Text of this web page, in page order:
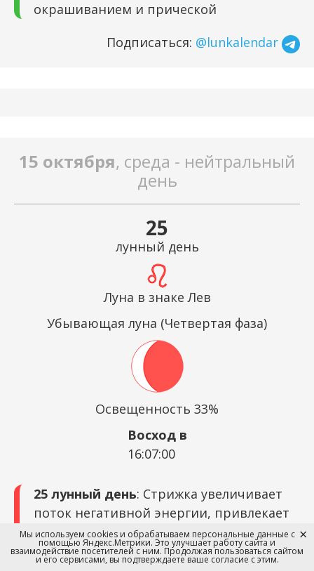
окрашиванием и прической
Подписаться: @lunkalendar
15 октября, среда - нейтральный
день
25
лунный день
Луна в знаке Лев
Убывающая луна (Четвертая фаза)
Освещенность 33%
Восход в
16:07:00
25 лунный день: Стрижка увеличивает
поток негативной энергии, привлекает
конфликты. Лучше воздержаться от услуг
парикмахера
Мы используем cookies и обрабатываем персональные данные с
помощью Яндекс.Метрики. Это улучшает работу сайта и
взаимодействие посетителей с ним. Продолжая пользоваться сайтом
и его сервисами, вы подтверждаете ваше согласие с этим.